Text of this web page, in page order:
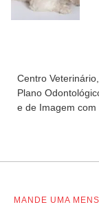
Centro
Plano
e de Imagem
MANDE UMA